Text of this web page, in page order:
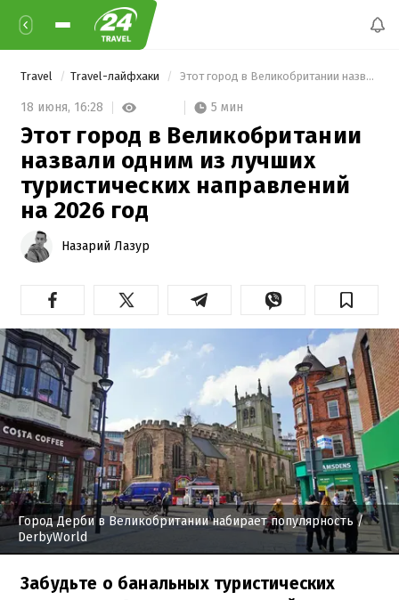
Travel Travel-лайфхаки Этот город в Великобритании назвали одним из лучших туристических направлений на 2026 год
18 июня, 16:28 5 мин
Этот город в Великобритании
назвали одним из лучших
туристических направлений
на 2026 год
Назарий Лазур
Город Дерби в Великобритании набирает популярность /
DerbyWorld
Забудьте о банальных туристических